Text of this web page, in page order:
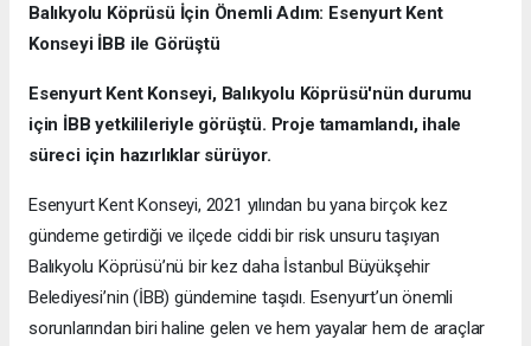
Balıkyolu Köprüsü İçin Önemli Adım: Esenyurt Kent
Konseyi İBB ile Görüştü
Esenyurt Kent Konseyi, Balıkyolu Köprüsü'nün durumu
için İBB yetkilileriyle görüştü. Proje tamamlandı, ihale
süreci için hazırlıklar sürüyor.
Esenyurt Kent Konseyi, 2021 yılından bu yana birçok kez
gündeme getirdiği ve ilçede ciddi bir risk unsuru taşıyan
Balıkyolu Köprüsü’nü bir kez daha İstanbul Büyükşehir
Belediyesi’nin (İBB) gündemine taşıdı. Esenyurt’un önemli
sorunlarından biri haline gelen ve hem yayalar hem de araçlar